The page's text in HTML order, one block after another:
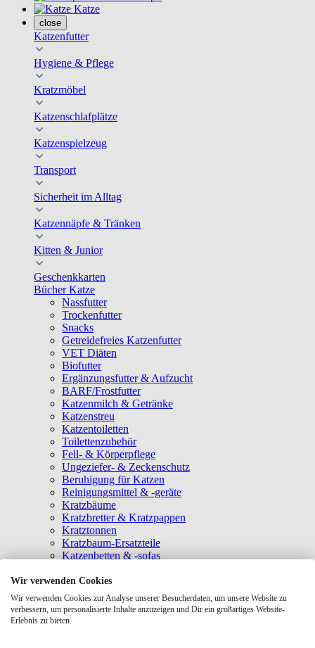
Katze
close
Katzenfutter
Hygiene & Pflege
Kratzmöbel
Katzenschlafplätze
Katzenspielzeug
Transport
Sicherheit im Alltag
Katzennäpfe & Tränken
Kitten & Junior
Geschenkkarten
Bücher Katze
Nassfutter
Trockenfutter
Snacks
Getreidefreies Katzenfutter
VET Diäten
Biofutter
Ergänzungsfutter & Aufzucht
BARF/Frostfutter
Katzenmilch & Getränke
Katzenstreu
Katzentoiletten
Toilettenzubehör
Fell- & Körperpflege
Ungeziefer- & Zeckenschutz
Beruhigung für Katzen
Reinigungsmittel & -geräte
Kratzbäume
Kratzbretter & Kratzpappen
Kratztonnen
Kratzbaum-Ersatzteile
Katzenbetten & -sofas
Katzenhäuser
Hängematten & Fensterliegeplätze
Katzendecken & -matten
Baldrian- & Catnipspielzeug
Wir verwenden Cookies
Wir verwenden Cookies zur Analyse unserer Besucherdaten, um unsere Website zu
verbessern, um personalisierte Inhalte anzuzeigen und Dir ein großartiges Website-
Erlebnis zu bieten.